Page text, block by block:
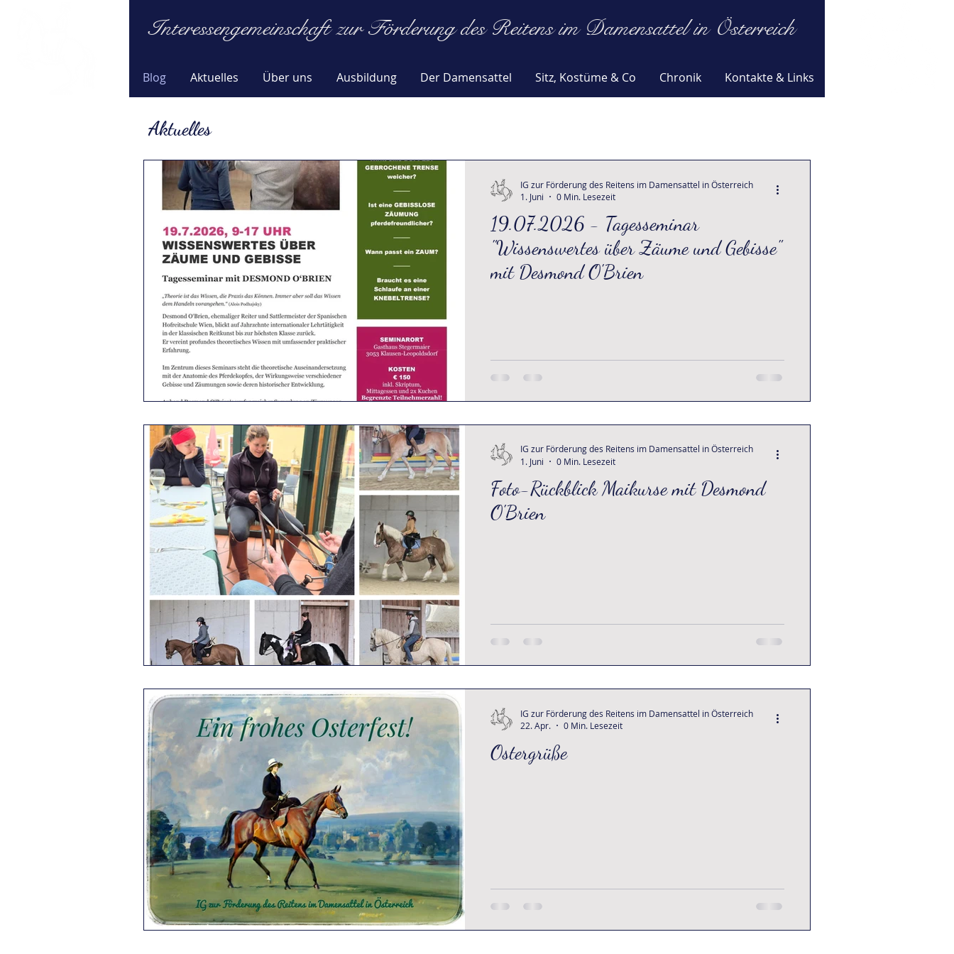
Interessengemeinschaft zur Förderung des Reitens im Damensattel in Österreich
Blog Aktuelles Über uns Ausbildung Der Damensattel Sitz, Kostüme & Co Chronik Kontakte & Links
Aktuelles
19.07.2026 - Tagesseminar
"Wissenswertes über Zäume und Gebisse"
mit Desmond O'Brien
IG zur Förderung des Reitens im Damensattel in Österreich
1. Juni
0 Min. Lesezeit
Foto-Rückblick Maikurse mit Desmond
O'Brien
IG zur Förderung des Reitens im Damensattel in Österreich
1. Juni
0 Min. Lesezeit
Ostergrüße
IG zur Förderung des Reitens im Damensattel in Österreich
22. Apr.
0 Min. Lesezeit